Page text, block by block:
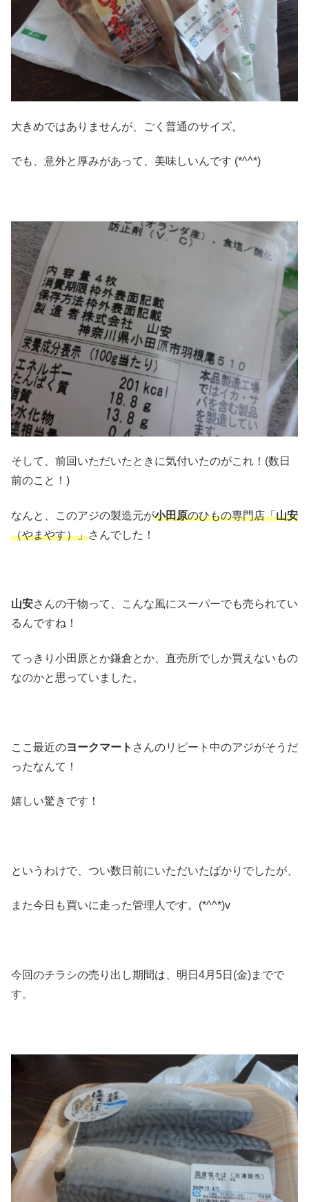
大きめではありませんが、ごく普通のサイズ。
でも、意外と厚みがあって、美味しいんです (*^^*)
そして、前回いただいたときに気付いたのがこれ！(数日
前のこと！)
なんと、このアジの製造元が小田原のひもの専門店「山安
（やまやす）」さんでした！
山安さんの干物って、こんな風にスーパーでも売られてい
るんですね！
てっきり小田原とか鎌倉とか、直売所でしか買えないもの
なのかと思っていました。
ここ最近のヨークマート さんのリピート中のアジがそうだ
ったなんて！
嬉しい驚きです！
というわけで、つい数日前にいただいたばかりでしたが、
また今日も買いに走った管理人です。(*^^*)v
今回のチラシの売り出し期間は、明日4月5日(金)までで
す。